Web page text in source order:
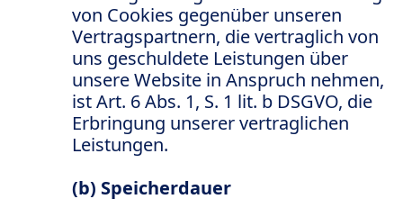
von Cookies gegenüber unseren
Vertragspartnern, die vertraglich von
uns geschuldete Leistungen über
unsere Website in Anspruch nehmen,
ist Art. 6 Abs. 1, S. 1 lit. b DSGVO, die
Erbringung unserer vertraglichen
Leistungen.
(b) Speicherdauer